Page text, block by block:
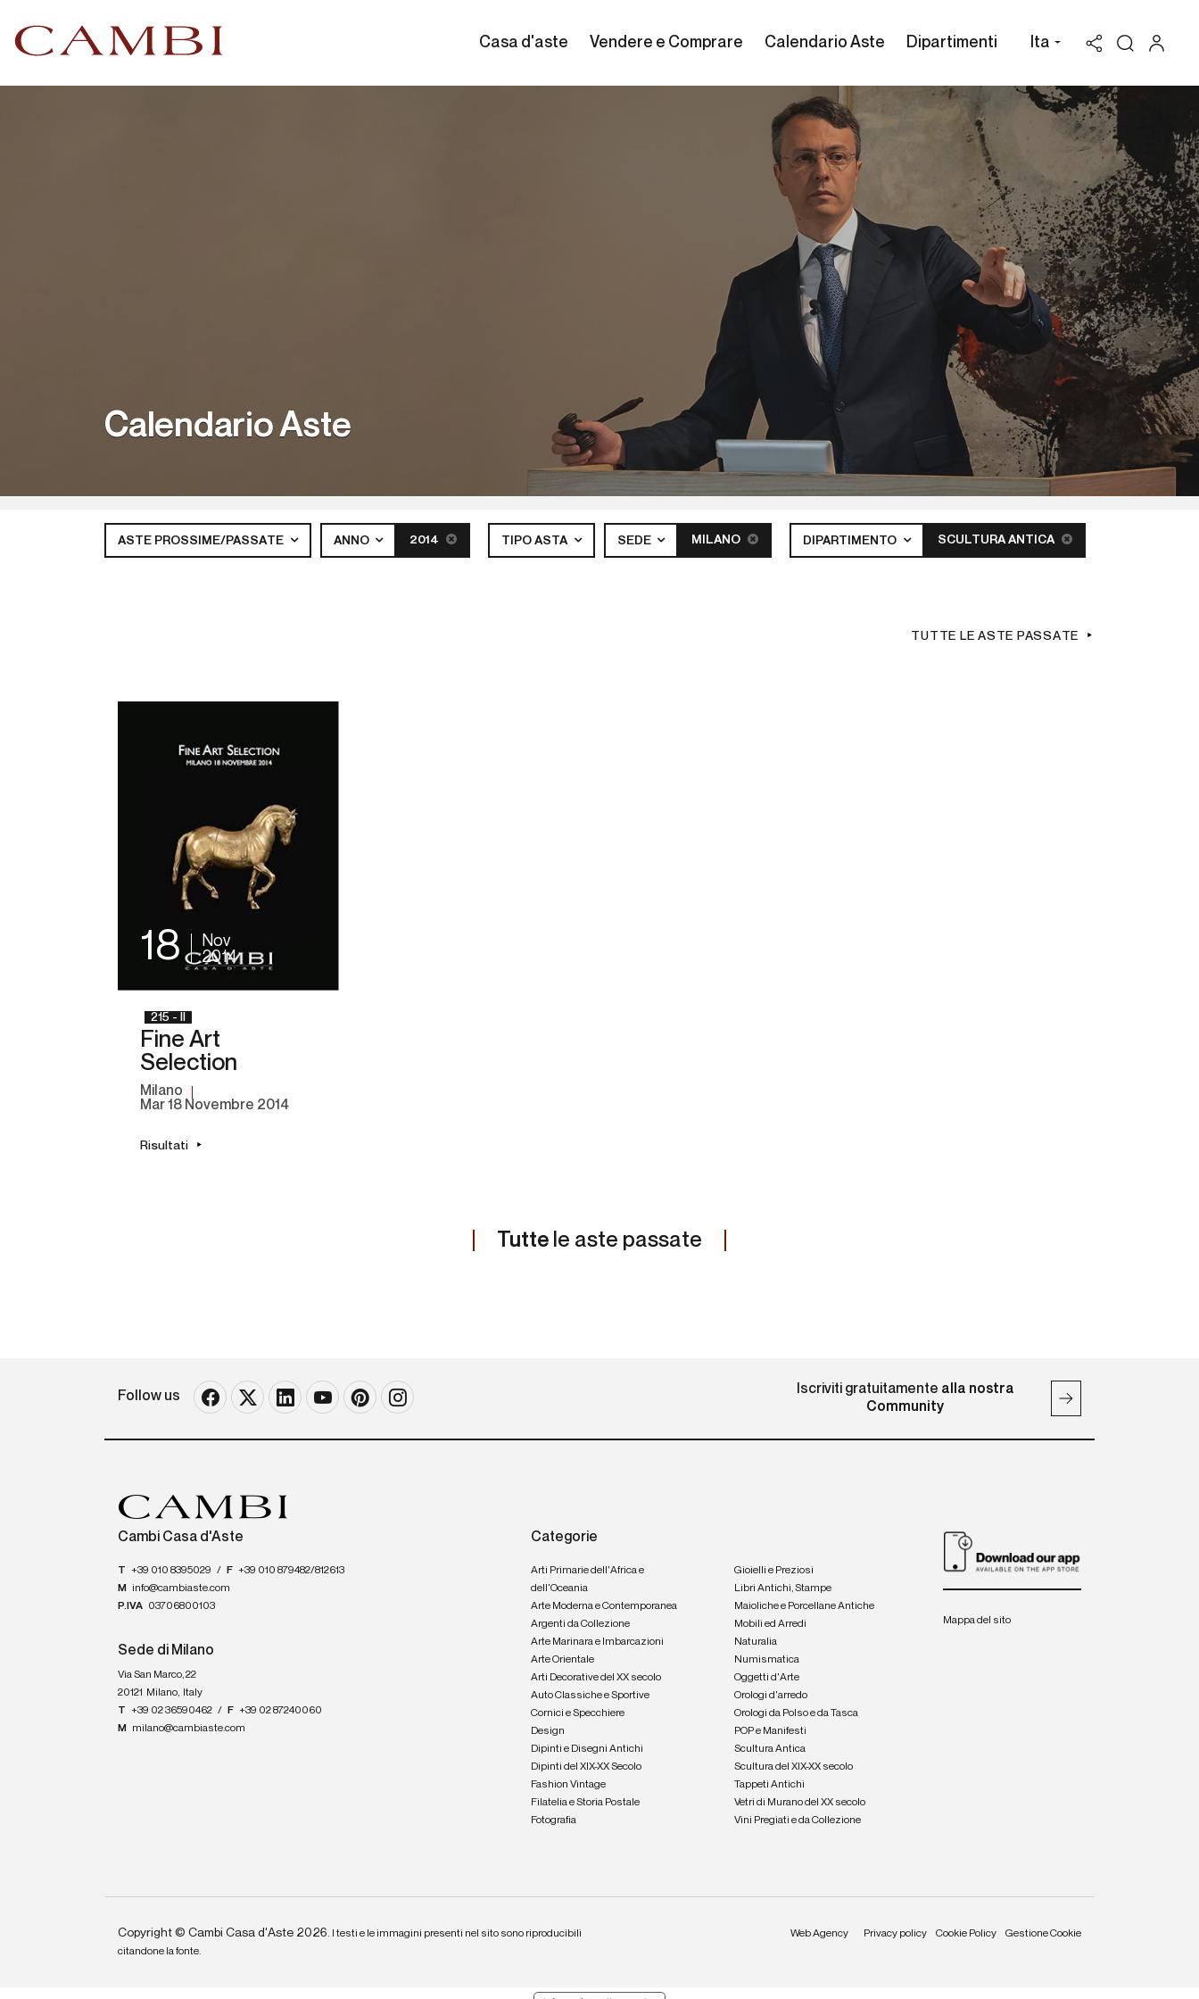
Casa d'aste Vendere e Comprare Calendario Aste Dipartimenti Ita
Calendario Aste
ASTE PROSSIME/PASSATE ANNO 2014 TIPO ASTA SEDE MILANO DIPARTIMENTO SCULTURA ANTICA
TUTTE LE ASTE PASSATE
18
Nov
2014
215 - II
Fine Art
Selection
Milano
mar18 Novembre 2014
Risultati
Tutte le aste passate
Follow us Iscriviti gratuitamente alla nostra
Community
Cambi Casa d'Aste
T +39 010 8395029 / F +39 010 879482/812613
M
info@cambiaste.com
P.IVA 03706800103
Sede di Milano
Via San Marco, 22
20121
Milano, Italy
T +39 02 36590462 / F +39 02 87240060
M
milano@cambiaste.com
Categorie
Arti Primarie dell'Africa e
dell'Oceania
Arte Moderna e Contemporanea
Argenti da Collezione
Arte Marinara e Imbarcazioni
Arte Orientale
Arti Decorative del XX secolo
Auto Classiche e Sportive
Cornici e Specchiere
Design
Dipinti e Disegni Antichi
Dipinti del XIX-XX Secolo
Fashion Vintage
Filatelia e Storia Postale
Fotografia
Gioielli e Preziosi
Libri Antichi, Stampe
Maioliche e Porcellane Antiche
Mobili ed Arredi
Naturalia
Numismatica
Oggetti d'Arte
Orologi d'arredo
Orologi da Polso e da Tasca
POP e Manifesti
Scultura Antica
Scultura del XIX-XX secolo
Tappeti Antichi
Vetri di Murano del XX secolo
Vini Pregiati e da Collezione
Mappa del sito
Copyright © Cambi Casa d'Aste 2026. I testi e le immagini presenti nel sito sono riproducibili
citandone la fonte.
Web Agency Privacy policy Cookie Policy Gestione Cookie